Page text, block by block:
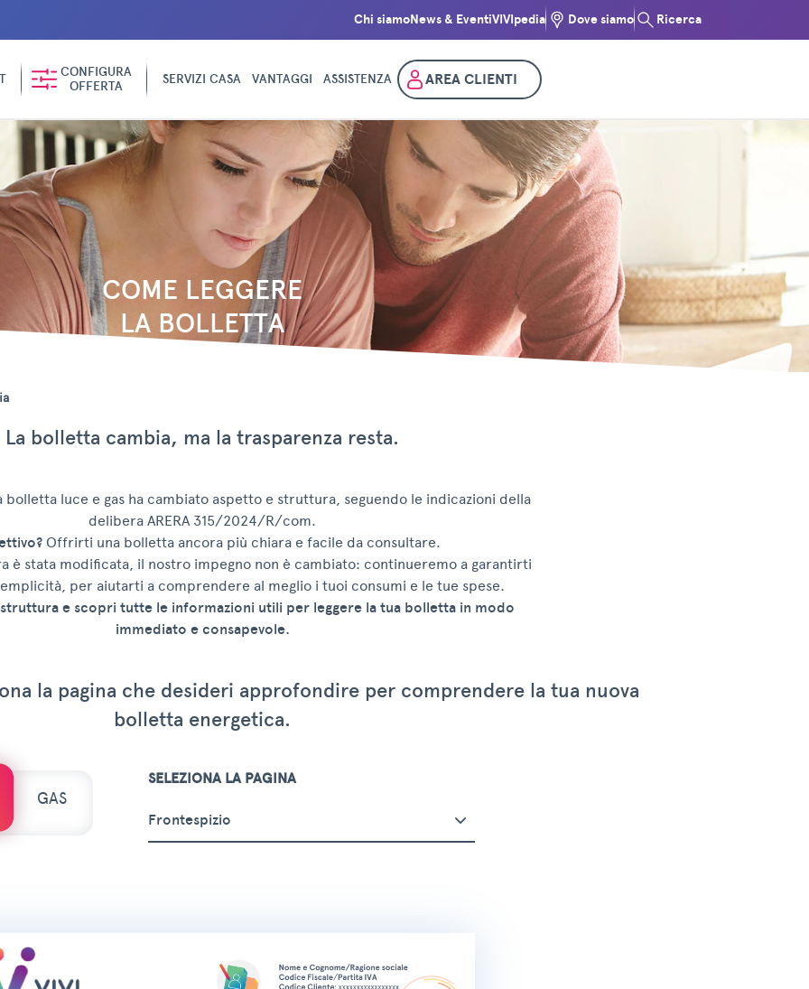
Chi siamoNews & EventiVIVIpedia Dove siamo Ricerca
CONFIGURA
OFFERTA
SERVIZI CASA VANTAGGI ASSISTENZA AREA CLIENTI
COME LEGGERE
LA BOLLETTA
La bolletta cambia, ma la trasparenza resta.
bolletta luce e gas ha cambiato aspetto e struttura, seguendo le indicazioni della
delibera ARERA 315/2024/R/com.
Offrirti una bolletta ancora più chiara e facile da consultare.
è stata modificata, il nostro impegno non è cambiato: continueremo a garantirti
per aiutarti a comprendere al meglio i tuoi consumi e le tue spese.
struttura e scopri tutte le informazioni utili per leggere la tua bolletta in modo
immediato e consapevole.
la pagina che desideri approfondire per comprendere la tua nuova
bolletta energetica.
GAS
SELEZIONA LA PAGINA
Frontespizio